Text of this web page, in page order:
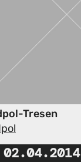
Tresen